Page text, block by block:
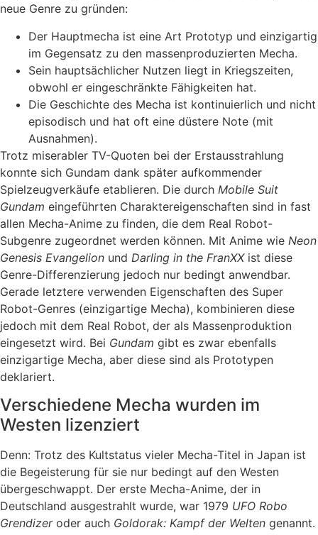
neue Genre zu gründen:
Der Hauptmecha ist eine Art Prototyp und einzigartig
im Gegensatz zu den massenproduzierten Mecha.
Sein hauptsächlicher Nutzen liegt in Kriegszeiten,
obwohl er eingeschränkte Fähigkeiten hat.
Die Geschichte des Mecha ist kontinuierlich und nicht
episodisch und hat oft eine düstere Note (mit
Ausnahmen).
Trotz miserabler TV-Quoten bei der Erstausstrahlung
konnte sich Gundam dank später aufkommender
Spielzeugverkäufe etablieren. Die durch Mobile Suit
Gundam eingeführten Charaktereigenschaften sind in fast
allen Mecha-Anime zu finden, die dem Real Robot-
Subgenre zugeordnet werden können. Mit Anime wie Neon
Genesis Evangelion und Darling in the FranXXist diese
Genre-Differenzierung jedoch nur bedingt anwendbar.
Gerade letztere verwenden Eigenschaften des Super
Robot-Genres (einzigartige Mecha), kombinieren diese
jedoch mit dem Real Robot, der als Massenproduktion
eingesetzt wird. Bei Gundam gibt es zwar ebenfalls
einzigartige Mecha, aber diese sind als Prototypen
deklariert.
Verschiedene Mecha wurden im
Westen lizenziert
Denn: Trotz des Kultstatus vieler Mecha-Titel in Japan ist
die Begeisterung für sie nur bedingt auf den Westen
übergeschwappt. Der erste Mecha-Anime, der in
Deutschland ausgestrahlt wurde, war 1979 UFO Robo
Grendizeroder auch Goldorak: Kampf der Welten genannt.